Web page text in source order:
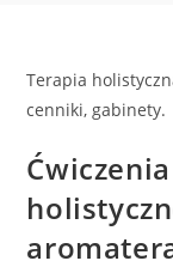
Terapia
cenniki, gabinety.